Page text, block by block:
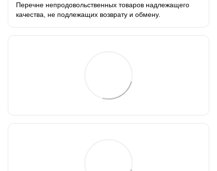
Перечне непродовольственных товаров надлежащего
качества, не подлежащих возврату и обмену.